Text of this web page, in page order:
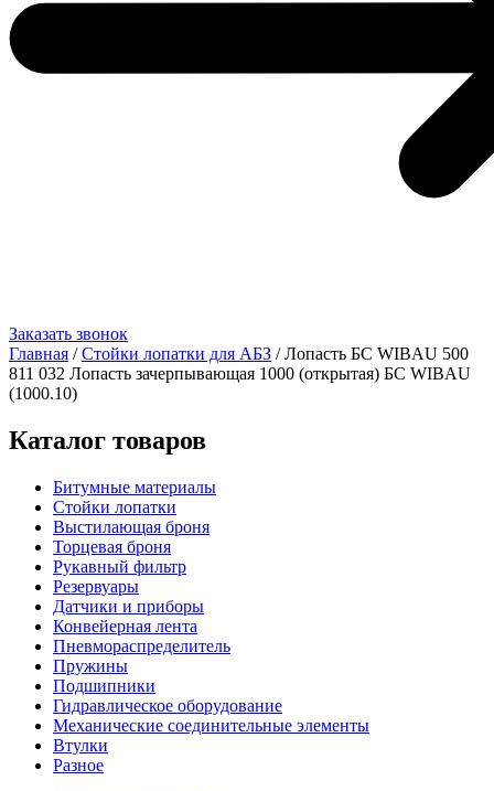
Заказать звонок
Главная /Стойки лопатки для АБЗ / Лопасть БС WIBAU 500
811 032 Лопасть зачерпывающая 1000 (открытая) БС WIBAU
(1000.10)
Каталог товаров
Битумные материалы
Стойки лопатки
Выстилающая броня
Торцевая броня
Рукавный фильтр
Резервуары
Датчики и приборы
Конвейерная лента
Пневмораспределитель
Пружины
Подшипники
Гидравлическое оборудование
Механические соединительные элементы
Втулки
Разное